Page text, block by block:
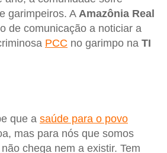
garimpeiros. A Amazônia Real
de comunicação a noticiar a
PCC no garimpo na TI
que a saúde para o povo
mas para nós que somos
chega nem a existir. Tem